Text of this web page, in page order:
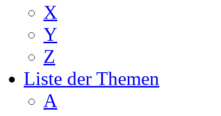
X
Y
Z
Liste der Themen
A